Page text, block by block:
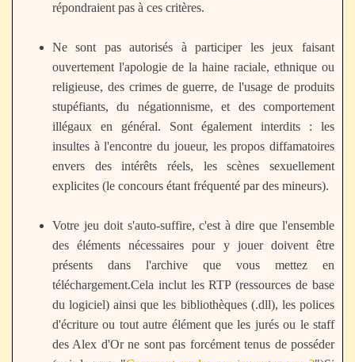
répondraient pas à ces critères.
Ne sont pas autorisés à participer les jeux faisant
ouvertement l'apologie de la haine raciale, ethnique ou
religieuse, des crimes de guerre, de l'usage de produits
stupéfiants, du négationnisme, et des comportement
illégaux en général. Sont également interdits : les
insultes à l'encontre du joueur, les propos diffamatoires
envers des intérêts réels, les scènes sexuellement
explicites (le concours étant fréquenté par des mineurs).
Votre jeu doit s'auto-suffire, c'est à dire que l'ensemble
des éléments nécessaires pour y jouer doivent être
présents dans l'archive que vous mettez en
téléchargement.Cela inclut les RTP (ressources de base
du logiciel) ainsi que les bibliothèques (.dll), les polices
d'écriture ou tout autre élément que les jurés ou le staff
des Alex d'Or ne sont pas forcément tenus de posséder